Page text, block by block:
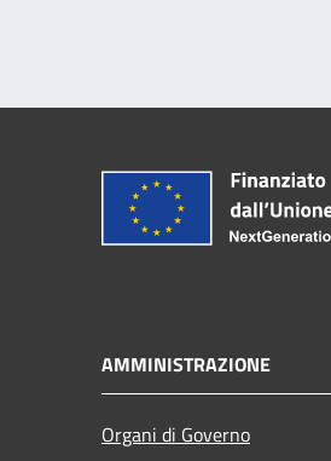
AMMINISTRAZIONE
Organi di Governo